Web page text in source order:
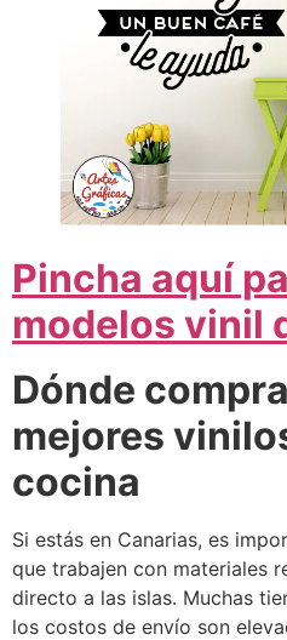
Pincha aquí
modelos vinil
Dónde
mejores
cocina
Si estás en Canarias, es
que trabajen con materiales
directo a las islas. Muchas
los costos de envío son